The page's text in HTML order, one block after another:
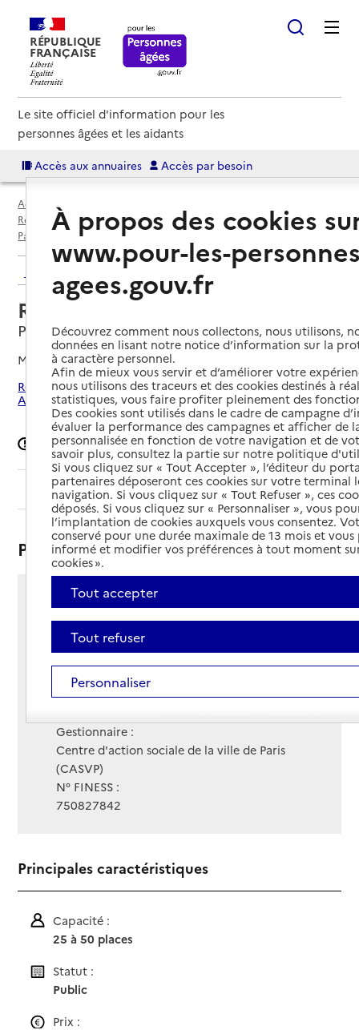
RÉPUBLIQUE
FRANÇAISE
Le site officiel d'information pour les
personnes âgées et les aidants
Accès aux annuaires Accès par besoin
Accueil
Résidences autonomie par département
Paris (75)
Paris 15e Arrondissement
Retour aux résultats de l'annuaire
Résidence autonomie Juge
Paris 15e Arrondissement, PARIS
Mis à jour le21/10/2025
Rechercher les établissements autour de Paris 15e
Arrondissement
Signaler une erreur
Sommaire
Présentation
11 rue Viala
75015 - Paris 15e Arrondissement
Voir itinéraire
Téléphone :
01 45 92 65 45
Contact
Contact
Gestionnaire :
Centre d'action sociale de la ville de Paris
(CASVP)
N° FINESS :
750827842
Principales caractéristiques
Capacité :
25 à 50 places
Statut :
Public
Prix :
À propos des cookies
www.pour-les-
agees.gouv.fr
Découvrez comment nous collectons, nous utilisons,
données en lisant notre notice d’information sur la
à caractère personnel.
Afin de mieux vous servir et d’améliorer votre
nous utilisons des traceurs et des cookies destinés à
statistiques, vous faire profiter pleinement des
Des cookies sont utilisés dans le cadre de campagne
évaluer la performance des campagnes et afficher de
personnalisée en fonction de votre navigation et de
savoir plus, consultez la partie sur notre politique
Si vous cliquez sur « Tout Accepter », l’éditeur du
partenaires déposeront ces cookies sur votre terminal
navigation. Si vous cliquez sur « Tout Refuser », ces
déposés. Si vous cliquez sur « Personnaliser », vous
l’implantation de cookies auxquels vous consentez.
conservé pour une durée maximale de 13 mois et
informé et modifier vos préférences à tout moment
cookies ».
Tout accepter
Tout refuser
Personnaliser